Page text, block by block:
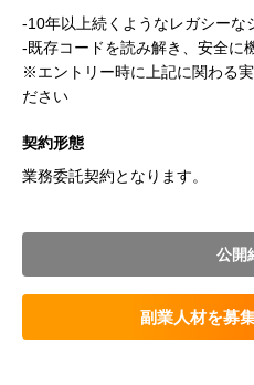
-10年以上続くようなレガシーな
-既存コードを読み解き、安全に
※エントリー時に上記に関わる
ださい
契約形態
業務委託契約となります。
公開
副業人材を募